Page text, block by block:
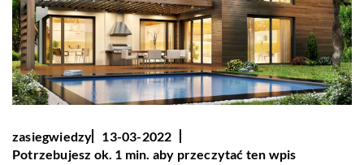
zasiegwiedzy
13-03-2022
Potrzebujesz ok. 1 min. aby przeczytać ten wpis